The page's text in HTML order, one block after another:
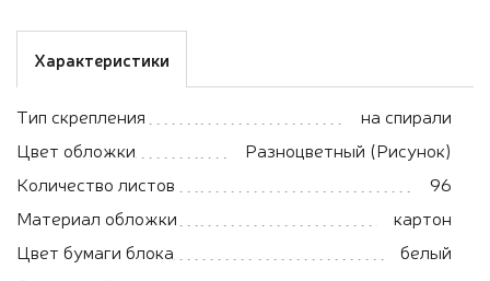
Характеристики
Тип скрепления
на спирали
Цвет обложки
Разноцветный (Рисунок)
Количество листов
96
Материал обложки
картон
Цвет бумаги блока
белый